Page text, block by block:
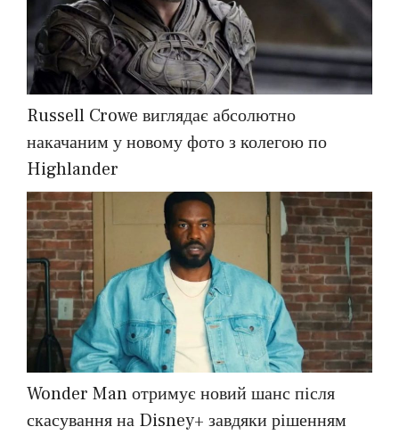
Russell Crowe виглядає абсолютно
накачаним у новому фото з колегою по
Highlander
Wonder Man отримує новий шанс після
скасування на Disney+ завдяки рішенням